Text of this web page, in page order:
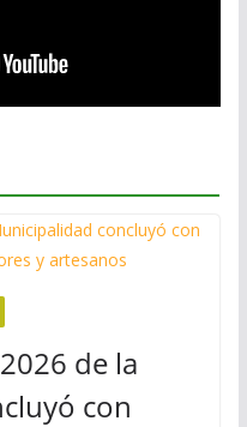
de la
con